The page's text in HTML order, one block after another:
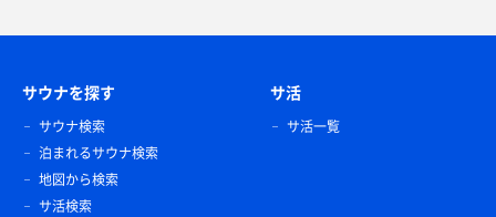
サウナを探す
サウナ検索
泊まれるサウナ検索
地図から検索
サ活検索
サ活
サ活一覧